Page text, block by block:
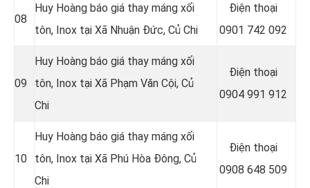
08
Huy Hoàng báo giá thay máng xối
tôn, Inox tại Xã Nhuận Đức, Củ Chi
Điện thoại
0901 742 092
09
Huy Hoàng báo giá thay máng xối
tôn, Inox tại Xã Phạm Văn Cội, Củ
Chi
Điện thoại
0904 991 912
10
Huy Hoàng báo giá thay máng xối
tôn, Inox tại Xã Phú Hòa Đông, Củ
Chi
Điện thoại
0908 648 509